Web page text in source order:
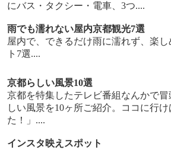
にバス・タクシー・電車、3つ....
雨でも濡れない屋内京都観光7選
屋内で、できるだけ雨に濡れず、楽
ト7選....
京都らしい風景10選
京都を特集したテレビ番組なんかで
しい風景を10ヶ所ご紹介。ココに行
た！」....
インスタ映えスポット